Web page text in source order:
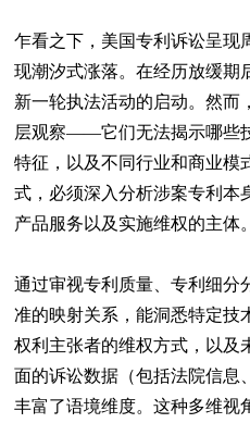
乍看之下，美国专利诉讼呈现
现潮汐式涨落。在经历放缓期
新一轮执法活动的启动。然而
层观察——它们无法揭示哪些
特征，以及不同行业和商业模
式，必须深入分析涉案专利本
产品服务以及实施维权的主体。
通过审视专利质量、专利细分
准的映射关系，能洞悉特定技
权利主张者的维权方式，以及
面的诉讼数据（包括法院信息
丰富了语境维度。这种多维视